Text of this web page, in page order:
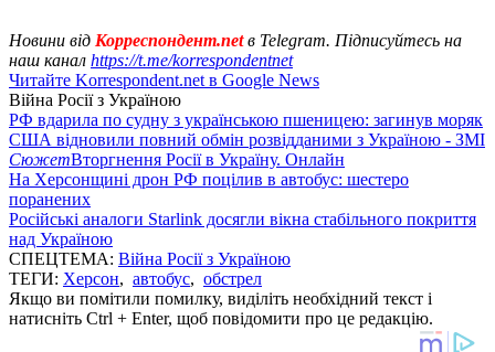
Новини від Корреспондент.netв Telegram. Підписуйтесь на
наш канал https://t.me/korrespondentnet
Читайте Korrespondent.net в Google News
Війна Росії з Україною
РФ вдарила по судну з українською пшеницею: загинув моряк
США відновили повний обмін розвідданими з Україною - ЗМІ
СюжетВторгнення Росії в Україну. Онлайн
На Херсонщині дрон РФ поцілив в автобус: шестеро
поранених
Російські аналоги Starlink досягли вікна стабільного покриття
над Україною
СПЕЦТЕМА: Війна Росії з Україною
ТЕГИ: Херсон, автобус, обстрел
Якщо ви помітили помилку, виділіть необхідний текст і
натисніть Ctrl + Enter, щоб повідомити про це редакцію.